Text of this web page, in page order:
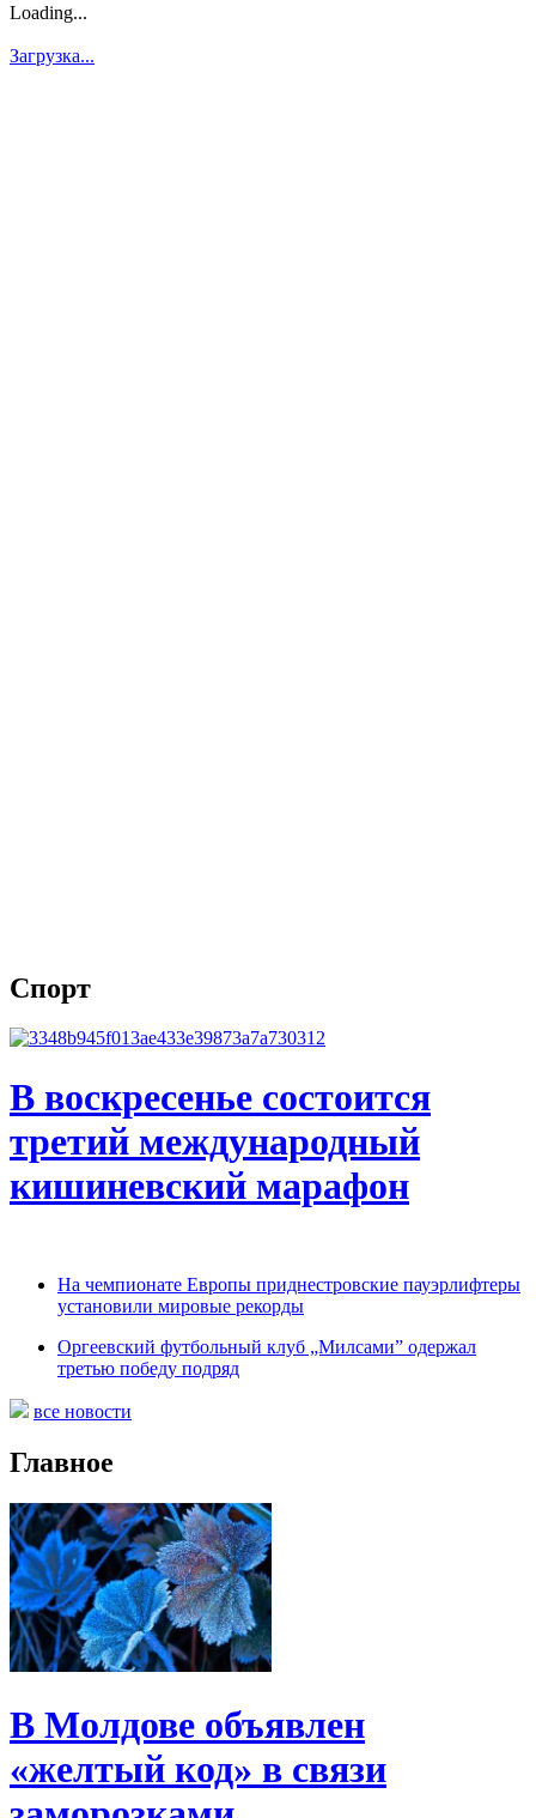
Loading...
Загрузка...
Спорт
В воскресенье состоится
третий международный
кишиневский марафон
На чемпионате Европы приднестровские пауэрлифтеры
установили мировые рекорды
Оргеевский футбольный клуб „Милсами” одержал
третью победу подряд
все новости
Главное
В Молдове объявлен
«желтый код» в связи